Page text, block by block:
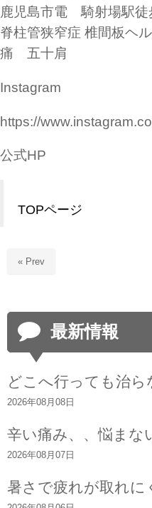
鹿児島市電 騎射場駅徒
脊柱管狭窄症 椎間板ヘ
痛 五十肩
Instagram
https://
公式HP
TOPページ
« Prev
最新情報
どこへ行っても治ら
2026年08月08日
辛い痛み、、悩まな
2026年08月07日
暑さで疲れが取れに